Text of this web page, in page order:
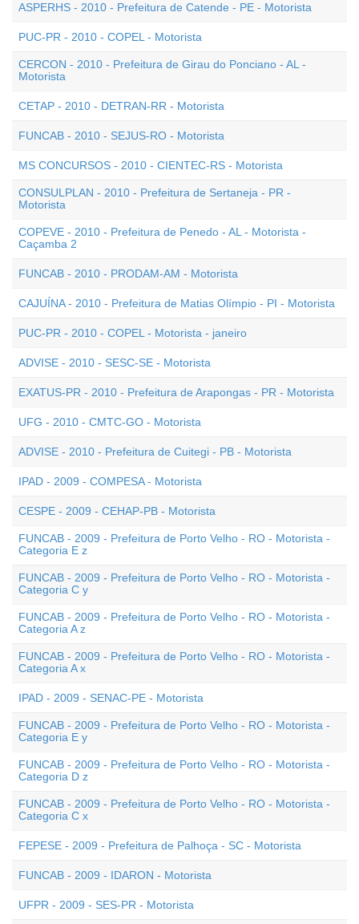
ASPERHS - 2010 - Prefeitura de Catende - PE - Motorista
PUC-PR - 2010 - COPEL - Motorista
CERCON - 2010 - Prefeitura de Girau do Ponciano - AL -
Motorista
CETAP - 2010 - DETRAN-RR - Motorista
FUNCAB - 2010 - SEJUS-RO - Motorista
MS CONCURSOS - 2010 - CIENTEC-RS - Motorista
CONSULPLAN - 2010 - Prefeitura de Sertaneja - PR -
Motorista
COPEVE - 2010 - Prefeitura de Penedo - AL - Motorista -
Caçamba 2
FUNCAB - 2010 - PRODAM-AM - Motorista
CAJUÍNA - 2010 - Prefeitura de Matias Olímpio - PI - Motorista
PUC-PR - 2010 - COPEL - Motorista - janeiro
ADVISE - 2010 - SESC-SE - Motorista
EXATUS-PR - 2010 - Prefeitura de Arapongas - PR - Motorista
UFG - 2010 - CMTC-GO - Motorista
ADVISE - 2010 - Prefeitura de Cuitegi - PB - Motorista
IPAD - 2009 - COMPESA - Motorista
CESPE - 2009 - CEHAP-PB - Motorista
FUNCAB - 2009 - Prefeitura de Porto Velho - RO - Motorista -
Categoria E z
FUNCAB - 2009 - Prefeitura de Porto Velho - RO - Motorista -
Categoria C y
FUNCAB - 2009 - Prefeitura de Porto Velho - RO - Motorista -
Categoria A z
FUNCAB - 2009 - Prefeitura de Porto Velho - RO - Motorista -
Categoria A x
IPAD - 2009 - SENAC-PE - Motorista
FUNCAB - 2009 - Prefeitura de Porto Velho - RO - Motorista -
Categoria E y
FUNCAB - 2009 - Prefeitura de Porto Velho - RO - Motorista -
Categoria D z
FUNCAB - 2009 - Prefeitura de Porto Velho - RO - Motorista -
Categoria C x
FEPESE - 2009 - Prefeitura de Palhoça - SC - Motorista
FUNCAB - 2009 - IDARON - Motorista
UFPR - 2009 - SES-PR - Motorista